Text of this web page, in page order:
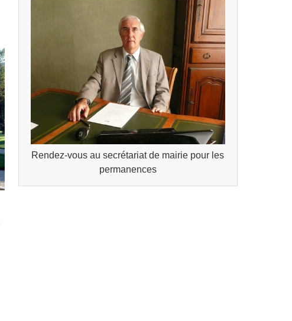
Rendez-vous au secrétariat de mairie pour les
permanences